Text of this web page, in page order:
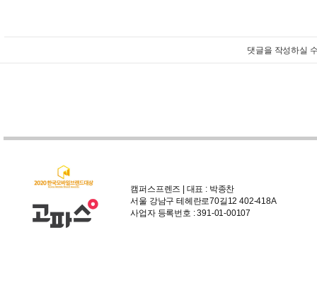
댓글을 작성하실
캠퍼스프렌즈 | 대표 : 박종찬
서울 강남구 테헤란로70길12 402-418A
사업자 등록번호 : 391-01-00107